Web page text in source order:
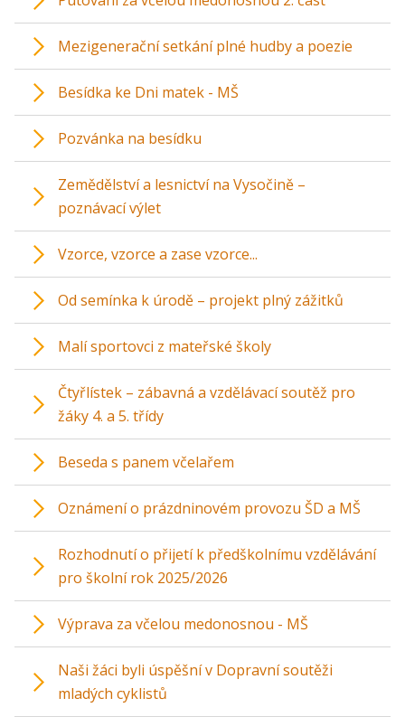
Mezigenerační setkání plné hudby a poezie
Besídka ke Dni matek - MŠ
Pozvánka na besídku
Zemědělství a lesnictví na Vysočině –
poznávací výlet
Vzorce, vzorce a zase vzorce...
Od semínka k úrodě – projekt plný zážitků
Malí sportovci z mateřské školy
Čtyřlístek – zábavná a vzdělávací soutěž pro
žáky 4. a 5. třídy
Beseda s panem včelařem
Oznámení o prázdninovém provozu ŠD a MŠ
Rozhodnutí o přijetí k předškolnímu vzdělávání
pro školní rok 2025/2026
Výprava za včelou medonosnou - MŠ
Naši žáci byli úspěšní v Dopravní soutěži
mladých cyklistů